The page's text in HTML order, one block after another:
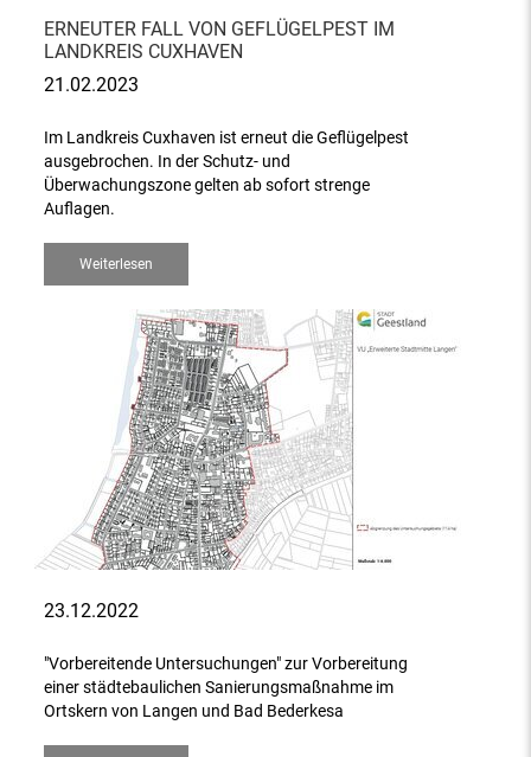
ERNEUTER FALL VON GEFLÜGELPEST IM
LANDKREIS CUXHAVEN
21.02.2023
Im Landkreis Cuxhaven ist erneut die Geflügelpest
ausgebrochen. In der Schutz- und
Überwachungszone gelten ab sofort strenge
Auflagen.
Weiterlesen
23.12.2022
"Vorbereitende Untersuchungen" zur Vorbereitung
einer städtebaulichen Sanierungsmaßnahme im
Ortskern von Langen und Bad Bederkesa